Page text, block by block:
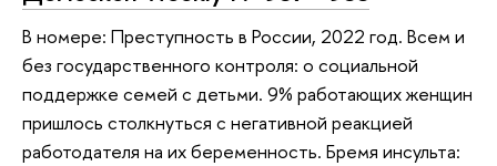
В номере: Преступность в России, 2022 год. Всем и
без государственного контроля: о социальной
поддержке семей с детьми. 9% работающих женщин
пришлось столкнуться с негативной реакцией
работодателя на их беременность. Бремя инсульта: